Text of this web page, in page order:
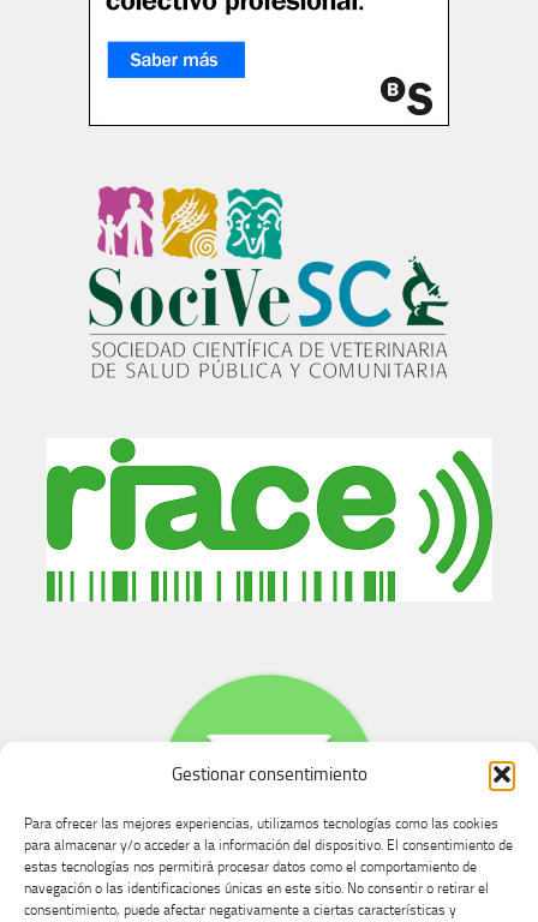
Gestionar consentimiento
Para ofrecer las mejores experiencias, utilizamos tecnologías como las cookies
para almacenar y/o acceder a la información del dispositivo. El consentimiento de
estas tecnologías nos permitirá procesar datos como el comportamiento de
navegación o las identificaciones únicas en este sitio. No consentir o retirar el
consentimiento, puede afectar negativamente a ciertas características y
Buzón de dudas, quejas y sugerencias